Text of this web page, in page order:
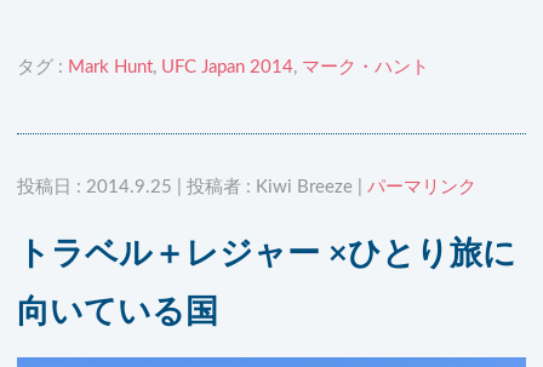
タグ : Mark Hunt, UFC Japan 2014, マーク・ハント
投稿日 : 2014.9.25 | 投稿者 : Kiwi Breeze | パーマリンク
トラベル＋レジャー ×ひとり旅に
向いている国